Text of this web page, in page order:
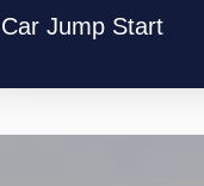
Car Jump Start